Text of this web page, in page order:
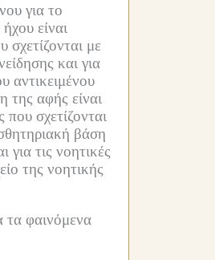
για το
είναι
σχετίζονται με
και για
αντικειμένου
της αφής είναι
σχετίζονται
βάση
τις νοητικές
της νοητικής
τα φαινόμενα